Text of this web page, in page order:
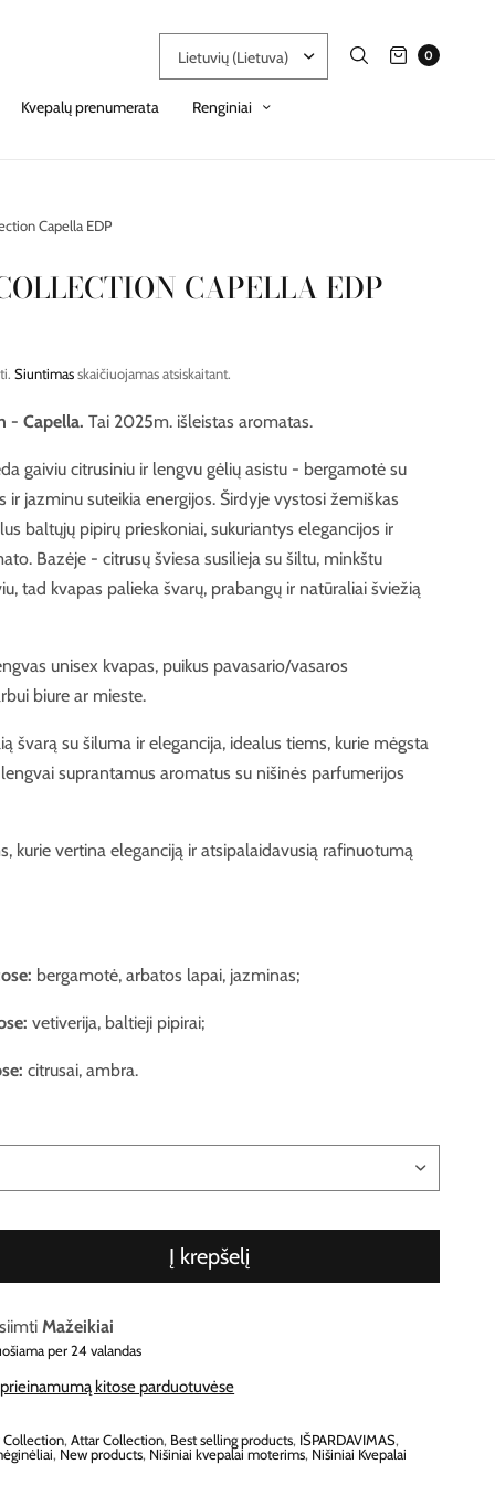
0
Kvepalų prenumerata Renginiai
Capella EDP
CAPELLA EDP
Siuntimasskaičiuojamas atsiskaitant.
- Capella.Tai 2025m. išleistas aromatas.
gaiviu citrusiniu ir lengvu gėlių asistu - bergamotė su
ir jazminu suteikia energijos. Širdyje vystosi žemiškas
baltųjų pipirų prieskoniai, sukuriantys elegancijos ir
Bazėje - citrusų šviesa susilieja su šiltu, minkštu
tad kvapas palieka švarų, prabangų ir natūraliai šviežią
unisex kvapas, puikus pavasario/vasaros
biure ar mieste.
švarą su šiluma ir elegancija, idealus tiems, kurie mėgsta
suprantamus aromatus su nišinės parfumerijos
kurie vertina eleganciją ir atsipalaidavusią rafinuotumą
bergamotė, arbatos lapai, jazminas;
vetiverija, baltieji pipirai;
citrusai, ambra.
Į krepšelį
Mažeikiai
per 24 valandas
kitose parduotuvėse
Collection,Attar Collection, Best selling products, IŠPARDAVIMAS,
, New products, Nišiniai kvepalai moterims, Nišiniai Kvepalai